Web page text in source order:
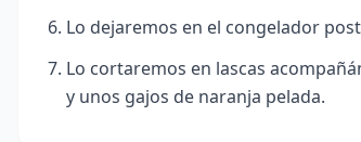
Lo dejaremos en el congelador
Lo cortaremos en lascas
y unos gajos de naranja pelada.